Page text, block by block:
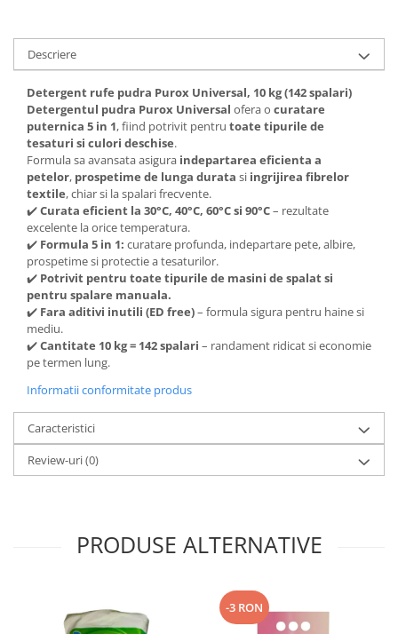
Descriere
Detergent rufe pudra Purox Universal, 10 kg (142 spalari)
Detergentul pudra Purox Universal ofera o curatare
puternica 5 in 1, fiind potrivit pentru toate tipurile de
tesaturi si culori deschise.
Formula sa avansata asigura inde­partarea eficienta a
petelor, prospetime de lunga durata si ingrijirea fibrelor
textile, chiar si la spalari frecvente.
✔️Curata eficient la 30°C, 40°C, 60°C si 90°C– rezultate
excelente la orice temperatura.
✔️ Formula 5 in 1: curatare profunda, indepartare pete, albire,
prospetime si protectie a tesaturilor.
✔️ Potrivit pentru toate tipurile de masini de spalat si
pentru spalare manuala.
✔️ Fara aditivi inutili (ED free)– formula sigura pentru haine si
mediu.
✔️Cantitate 10 kg = 142 spalari – randament ridicat si economie
pe termen lung.
Informatii conformitate produs
Caracteristici
Review-uri(0)
PRODUSE ALTERNATIVE
-3 RON